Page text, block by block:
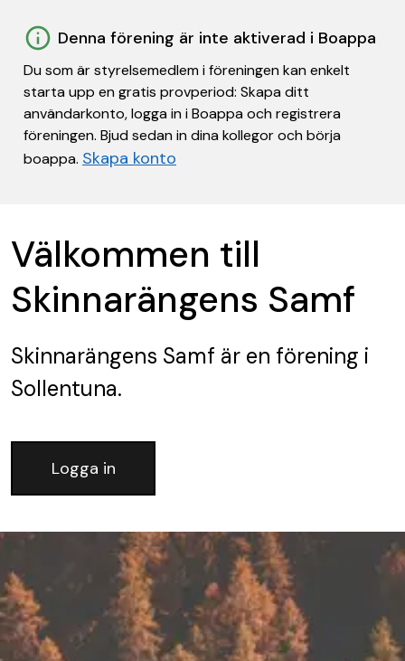
Denna förening är inte aktiverad i Boappa
Du som är styrelsemedlem i föreningen kan enkelt
starta upp en gratis provperiod: Skapa ditt
användarkonto, logga in i Boappa och registrera
föreningen. Bjud sedan in dina kollegor och börja
boappa. Skapa konto
Välkommen till
Skinnarängens Samf
Skinnarängens Samf är en förening i
Sollentuna.
Logga in